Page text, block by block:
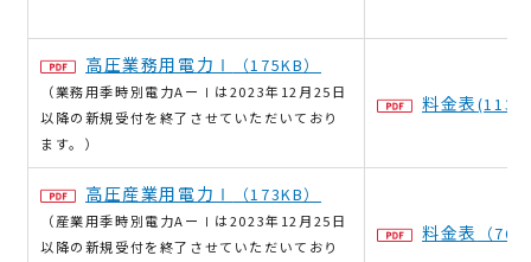
高圧業務用電力Ⅰ （175KB）
（業務用季時別電力AーⅠは2023年12月25日
以降の新規受付を終了させていただいており
ます。）
料金表
高圧産業用電力Ⅰ （173KB）
（産業用季時別電力AーⅠは2023年12月25日
以降の新規受付を終了させていただいており
料金表 （